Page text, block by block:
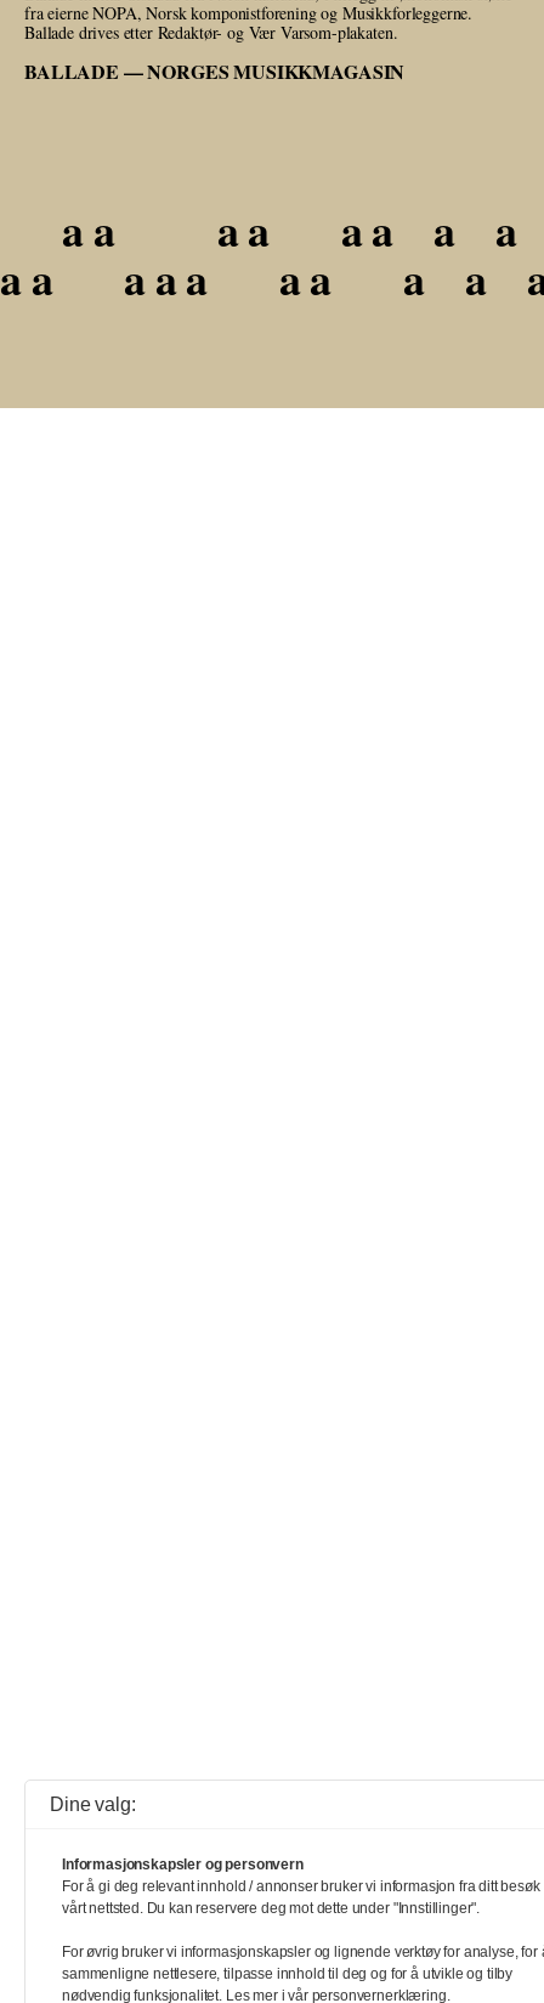
fra eierne NOPA, Norsk komponistforening og Musikkforleggerne.
Ballade drives etter Redaktør- og Vær Varsom-plakaten.
BALLADE — NORGES MUSIKKMAGASIN
a a
a
Dine valg:
Informasjonskapsler og personvern
For å gi deg relevant innhold / annonser bruker vi informasjon fra ditt besøk
vårt nettsted. Du kan reservere deg mot dette under "Innstillinger".
For øvrig bruker vi informasjonskapsler og lignende verktøy for analyse, for
sammenligne nettlesere, tilpasse innhold til deg og for å utvikle og tilby
nødvendig funksjonalitet. Les mer i vår personvernerklæring.